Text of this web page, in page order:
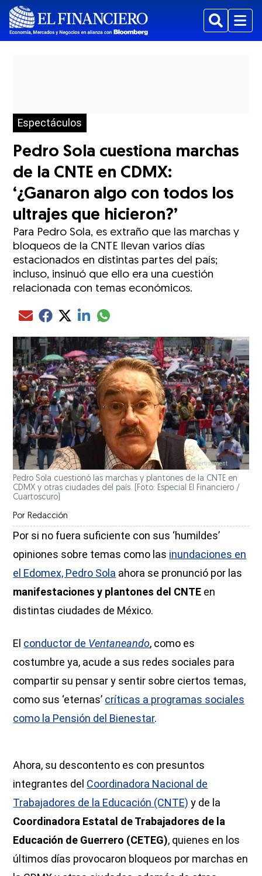
BuscarMenu
Espectáculos
Pedro Sola cuestiona marchas
de la CNTE en CDMX:
‘¿Ganaron algo con todos los
ultrajes que hicieron?’
Para Pedro Sola, es extraño que las marchas y
bloqueos de la CNTE llevan varios días
estacionados en distintas partes del país;
incluso, insinuó que ello era una cuestión
relacionada con temas económicos.
Compartir el artículo actual mediante Email
Compartir el artículo actual mediante Facebook
Compartir el artículo actual mediante Twitter
Compartir el artículo actual mediante LinkedIn
Compartir el artículo actual mediante
Pedro Sola cuestionó las marchas y plantones de la CNTE en
CDMX y otras ciudades del país. (Foto: Especial El Financiero /
Cuartoscuro)
Por Redacción
Por si no fuera suficiente con sus ‘humildes’
opiniones sobre temas como las inundaciones en
el Edomex, Pedro Sola ahora se pronunció por las
manifestaciones y plantones del CNTE en
distintas ciudades de México.
El conductor de Ventaneando, como es
costumbre ya, acude a sus redes sociales para
compartir su pensar y sentir sobre ciertos temas,
como sus ‘eternas’ críticas a programas sociales
como la Pensión del Bienestar.
Ahora, su descontento es con presuntos
integrantes del Coordinadora Nacional de
Trabajadores de la Educación (CNTE) y de la
Coordinadora Estatal de Trabajadores de la
Educación de Guerrero (CETEG), quienes en los
últimos días provocaron bloqueos por marchas en